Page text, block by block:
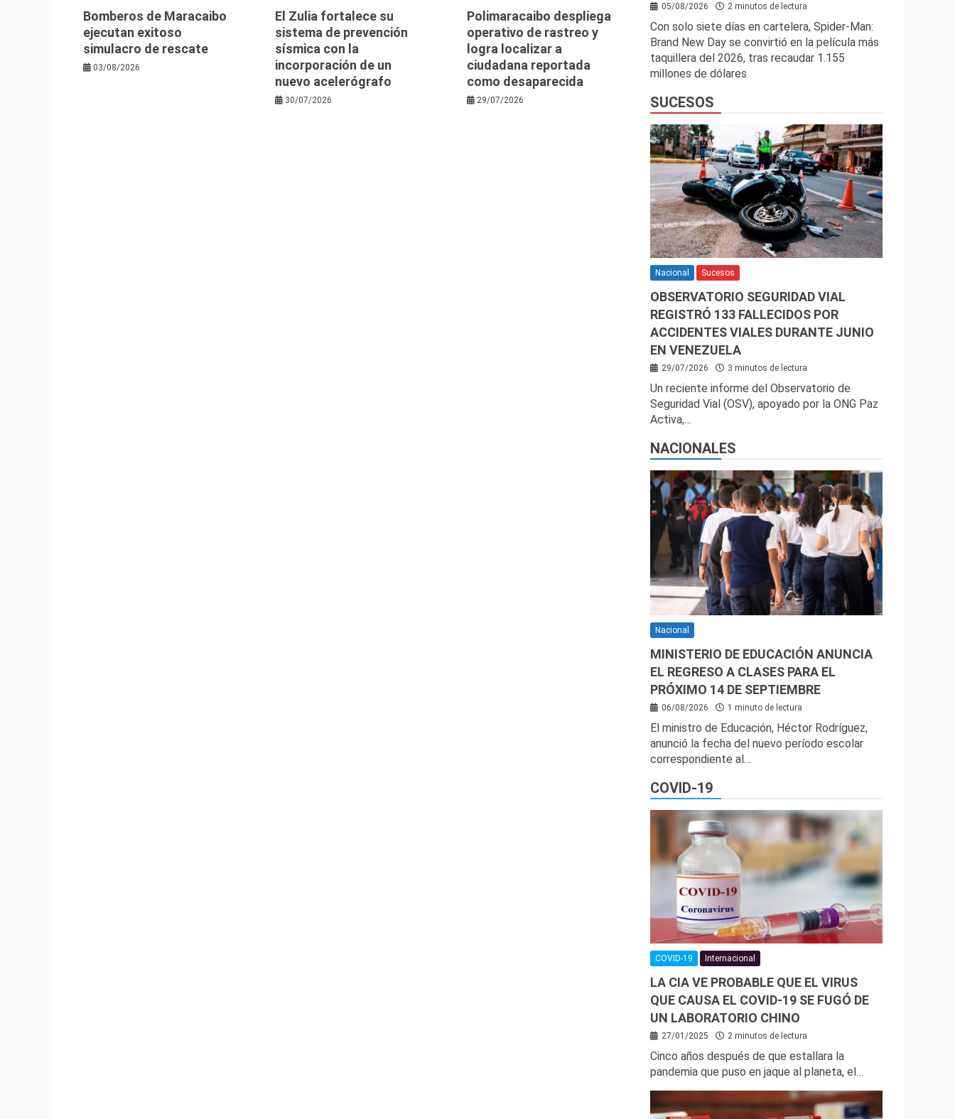
Bomberos de Maracaibo
ejecutan exitoso
simulacro de rescate
03/08/2026
El Zulia fortalece su
sistema de prevención
sísmica con la
incorporación de un
nuevo acelerógrafo
30/07/2026
Polimaracaibo despliega
operativo de rastreo y
logra localizar a
ciudadana reportada
como desaparecida
29/07/2026
05/08/2026 2 minutos de lectura
Con solo siete días en cartelera, Spider-Man:
Brand New Day se convirtió en la película más
taquillera del 2026, tras recaudar 1.155
millones de dólares
SUCESOS
Nacional Sucesos
OBSERVATORIO SEGURIDAD VIAL
REGISTRÓ 133 FALLECIDOS POR
ACCIDENTES VIALES DURANTE JUNIO
EN VENEZUELA
29/07/2026 3 minutos de lectura
Un reciente informe del Observatorio de
Seguridad Vial (OSV), apoyado por la ONG Paz
Activa,…
NACIONALES
Nacional
MINISTERIO DE EDUCACIÓN ANUNCIA
EL REGRESO A CLASES PARA EL
PRÓXIMO 14 DE SEPTIEMBRE
06/08/2026 1 minuto de lectura
El ministro de Educación, Héctor Rodríguez,
anunció la fecha del nuevo período escolar
correspondiente al…
COVID-19
COVID-19 Internacional
LA CIA VE PROBABLE QUE EL VIRUS
QUE CAUSA EL COVID-19 SE FUGÓ DE
UN LABORATORIO CHINO
27/01/2025 2 minutos de lectura
Cinco años después de que estallara la
pandemia que puso en jaque al planeta, el…